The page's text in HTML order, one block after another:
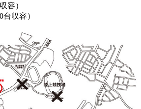
容）
台収容）